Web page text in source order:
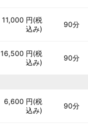
11,000 円(税
込み)
90分
16,500 円(税
込み)
90分
6,600 円(税
込み)
90分